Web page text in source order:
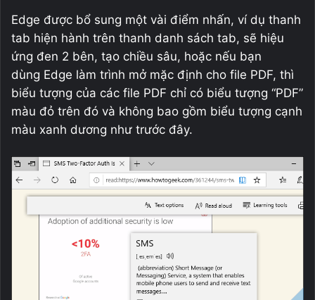
Edge được bổ sung một vài điểm nhấn, ví dụ thanh
tab hiện hành trên thanh danh sách tab, sẽ hiệu
ứng đen 2 bên, tạo chiều sâu, hoặc nếu bạn
dùng Edge làm trình mở mặc định cho file PDF, thì
biểu tượng của các file PDF chỉ có biểu tượng “PDF”
màu đỏ trên đó và không bao gồm biểu tượng cạnh
màu xanh dương như trước đây.